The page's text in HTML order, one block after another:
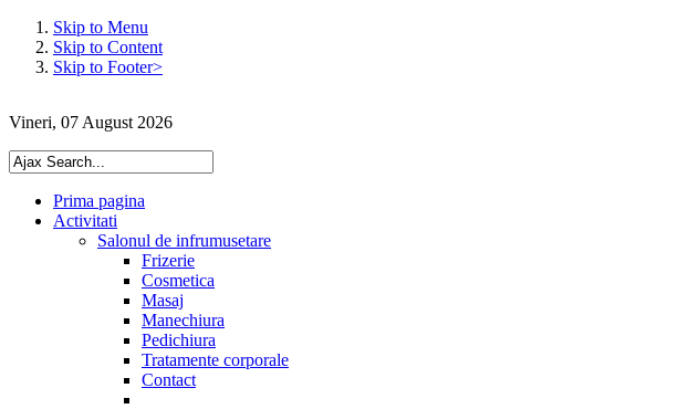
Skip to Menu
Skip to Content
Skip to Footer>
Vineri, 07 August 2026
Prima pagina
Activitati
Salonul de infrumusetare
Frizerie
Cosmetica
Masaj
Manechiura
Pedichiura
Tratamente corporale
Contact